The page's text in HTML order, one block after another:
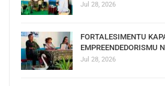
Jul 28, 2026
FORTALESIMENTU
EMPREENDEDORISMU
Jul 28, 2026